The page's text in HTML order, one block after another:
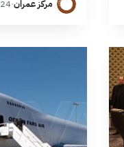
مركز عمران·24 مايو 2023